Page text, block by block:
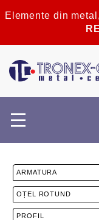
Elemente din
ARMATURA
OȚEL ROTUND
PROFIL